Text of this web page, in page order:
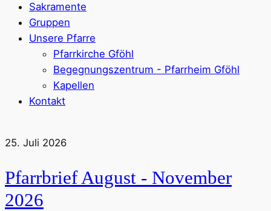
Sakramente
Gruppen
Unsere Pfarre
Pfarrkirche Gföhl
Begegnungszentrum - Pfarrheim Gföhl
Kapellen
Kontakt
25. Juli 2026
Pfarrbrief August - November
2026